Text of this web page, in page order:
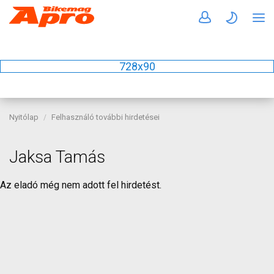
728x90
Nyitólap Felhasználó további hirdetései
Jaksa Tamás
Az eladó még nem adott fel hirdetést.